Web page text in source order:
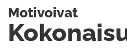
Motivoivat